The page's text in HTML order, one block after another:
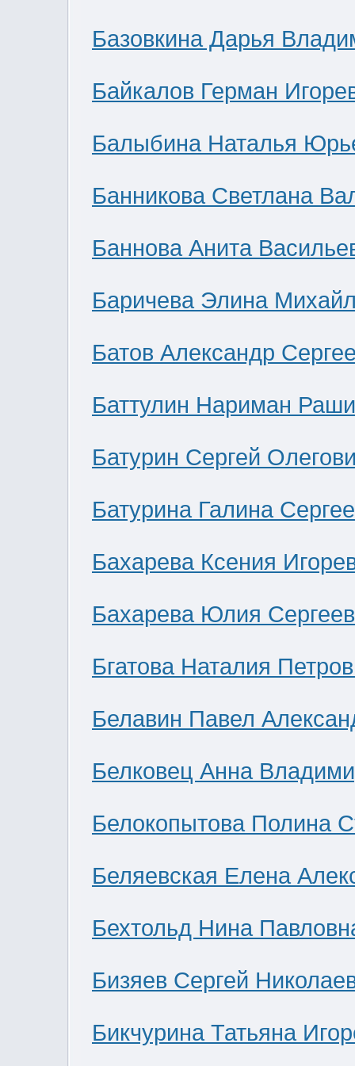
Базовкина Дарья
Байкалов Герман
Балыбина Наталья
Банникова Светлана
Баннова Анита
Баричева Элина
Батов Александр
Баттулин Нариман
Батурин Сергей
Батурина Галина
Бахарева Ксения
Бахарева Юлия
Бгатова Наталия
Белавин Павел
Белковец Анна
Белокопытова Полина
Беляевская Елена
Бехтольд Нина
Бизяев Сергей
Бикчурина Татьяна